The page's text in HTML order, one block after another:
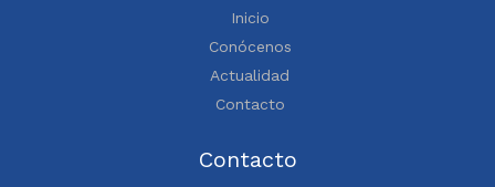
Inicio
Conócenos
Actualidad
Contacto
Contacto